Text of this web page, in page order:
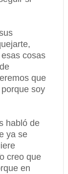
cosas
que
soy
habló de
ya se
creo que
en